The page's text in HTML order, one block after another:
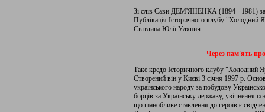
Зі слів Сави ДЕМ'ЯНЕНКА (1894 - 1981)
Публікація Історичного клубу "Холодний
Світлина Юлії Улянич.
Через пам'ять про
Таке кредо Історичного клубу "Холодний
Створений він у Києві 3 січня 1997 р.
українського народу за побудову
борців за Українську державу, увічнення
що шанобливе ставлення до героїв є